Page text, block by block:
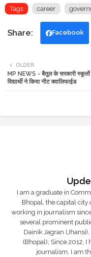
Tags career
Facebook
OLDER
MP NEWS - बैतूल के सरकारी
विद्यार्थी ने किया नीट क्वालिफाईड
I am a graduate in
Bhopal, the capital city
working in journalism
several prominent
Dainik Jagran
(Bhopal); Since 2012,
journalism. I am